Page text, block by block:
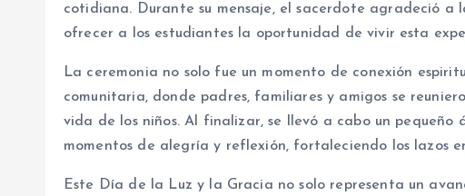
cotidiana. Durante su mensaje, el sacerdote agradeció a
ofrecer a los estudiantes la oportunidad de vivir esta
La ceremonia no solo fue un momento de conexión
comunitaria, donde padres, familiares y amigos se
vida de los niños. Al finalizar, se llevó a cabo un pequeño
momentos de alegría y reflexión, fortaleciendo los lazos
Este Día de la Luz y la Gracia no solo representa un